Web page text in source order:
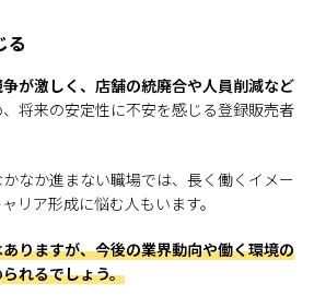
る
が激しく、店舗の統廃合や人員削減など
、将来の安定性に不安を感じる登録販売者
なか進まない職場では、長く働くイメー
リア形成に悩む人もいます。
りますが、今後の業界動向や働く環境の
れるでしょう。